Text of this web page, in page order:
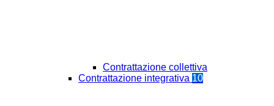
Contrattazione collettiva
Contrattazione integrativa 10